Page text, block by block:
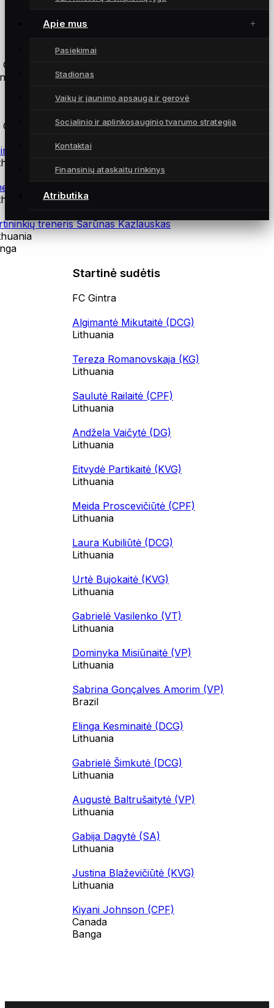
Apie mus
Pasiekimai
Stadionas
Vaikų ir jaunimo apsauga ir gerovė
Socialinio ir aplinkosauginio tvarumo strategija
Kontaktai
Finansinių ataskaitų rinkinys
Atributika
Treneriai
rengimo treneris Andrius Daškus
Martynas Norvilas
treneris Šarūnas Kazlauskas
Startinė sudėtis
FC Gintra
Algimantė Mikutaitė (DCG)
Lithuania
Tereza Romanovskaja (KG)
Lithuania
Saulutė Railaitė (CPF)
Lithuania
Andžela Vaičytė (DG)
Lithuania
Eitvydė Partikaitė (KVG)
Lithuania
Meida Proscevičiūtė (CPF)
Lithuania
Laura Kubiliūtė (DCG)
Lithuania
Urtė Bujokaitė (KVG)
Lithuania
Gabrielė Vasilenko (VT)
Lithuania
Dominyka Misiūnaitė (VP)
Lithuania
Sabrina Gonçalves Amorim (VP)
Brazil
Elinga Kesminaitė (DCG)
Lithuania
Gabrielė Šimkutė (DCG)
Lithuania
Augustė Baltrušaitytė (VP)
Lithuania
Gabija Dagytė (SA)
Lithuania
Justina Blaževičiūtė (KVG)
Lithuania
Kiyani Johnson (CPF)
Canada
Banga